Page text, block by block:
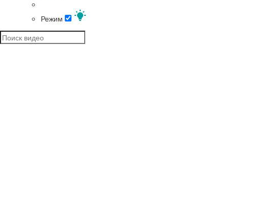
Режим